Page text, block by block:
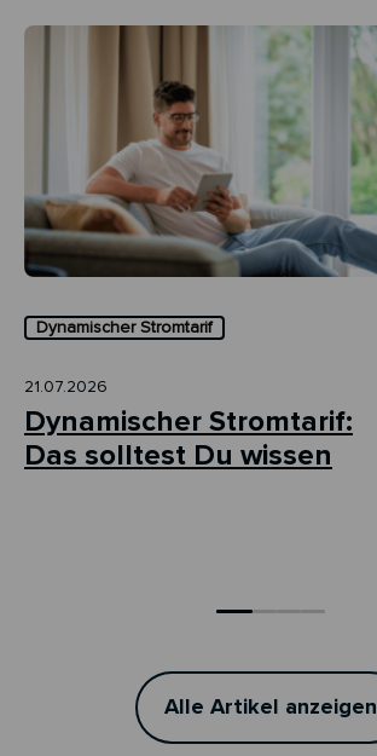
Dynamischer Stromtarif
21.07.2026
Dynamischer Stromtarif:
Das solltest Du wissen
Alle Artikel anzeigen